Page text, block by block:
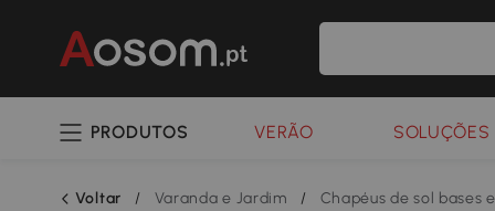
PRODUTOS VERÃO SOLUÇÕES
Voltar / Varanda e Jardim / Chapéus de sol bases